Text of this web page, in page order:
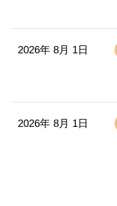
2026年 8月 1日
2026年 8月 1日